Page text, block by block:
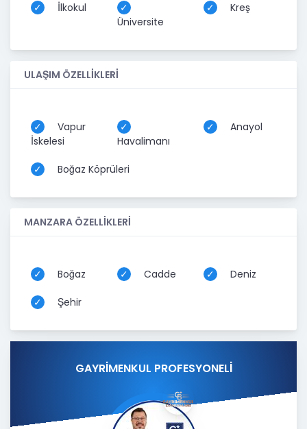
İlkokul
Üniversite
Kreş
ULAŞIM ÖZELLİKLERİ
Vapur
İskelesi
Havalimanı
Anayol
Boğaz Köprüleri
MANZARA ÖZELLİKLERİ
Boğaz Cadde Deniz
Şehir
GAYRİMENKUL PROFESYONELİ